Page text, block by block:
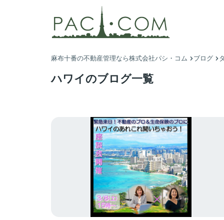
麻布十番の不動産管理なら株式会社パシ・コム ブログ
ハワイのブログ一覧